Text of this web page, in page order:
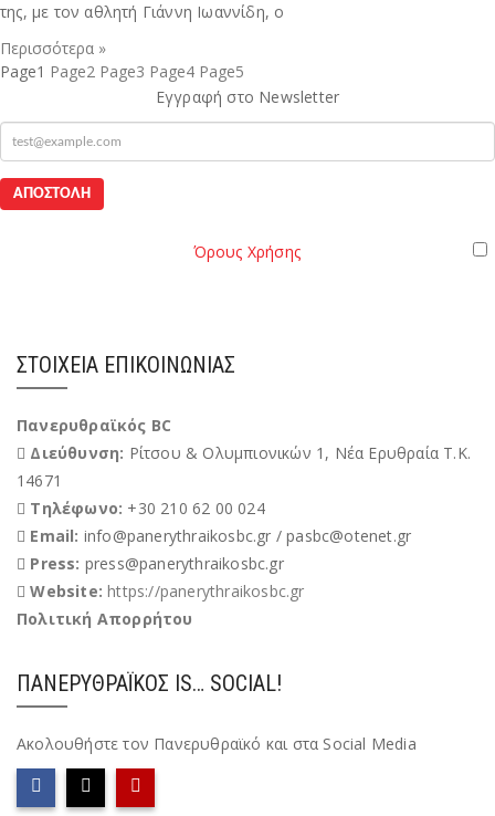
της, με τον αθλητή Γιάννη Ιωαννίδη, ο
Περισσότερα »
Page1 Page2 Page3 Page4 Page5
Εγγραφή στο Newsletter
mail
Όρους Χρήσης
ΣΤΟΙΧΕΊΑ ΕΠΙΚΟΙΝΩΝΊΑΣ
Πανερυθραϊκός BC
Διεύθυνση: Ρίτσου & Ολυμπιονικών 1, Νέα Ερυθραία Τ.Κ.
14671
Τηλέφωνο: +30 210 62 00 024
Email: info@panerythraikosbc.gr / pasbc@otenet.gr
Press: press@panerythraikosbc.gr
Website:https://panerythraikosbc.gr
Πολιτική Απορρήτου
ΠΑΝΕΡΥΘΡΑΪΚΌΣ IS… SOCIAL!
Ακολουθήστε τον Πανερυθραϊκό και στα Social Media